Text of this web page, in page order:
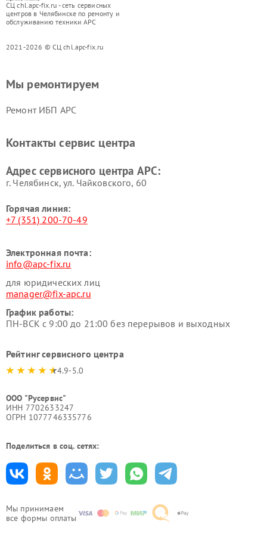
СЦ chl.apc-fix.ru - сеть сервисных
центров в Челябинске по ремонту и
обслуживанию техники APC
2021-2026 © СЦ chl.apc-fix.ru
Мы принимаем
все формы оплаты
Мы ремонтируем
Ремонт ИБП APC
Контакты сервис центра
Адрес сервисного центра APC:
г. Челябинск, ул. Чайковского, 60
Горячая линия:
+7 (351) 200-70-49
Электронная почта:
info@apc-fix.ru
для юридических лиц
manager@fix-apc.ru
График работы:
ПН-ВСК с 9:00 до 21:00 без перерывов и выходных
Рейтинг сервисного центра
4.9-5.0
ООО "Русервис"
ИНН 7702633247
ОГРН 1077746335776
Поделиться в соц. сетях: